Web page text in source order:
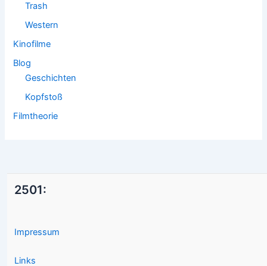
Trash
Western
Kinofilme
Blog
Geschichten
Kopfstoß
Filmtheorie
2501:
Impressum
Links